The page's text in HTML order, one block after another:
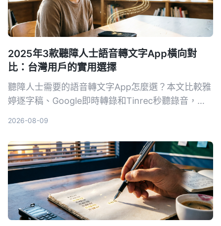
2025年3款聽障人士語音轉文字App橫向對
比：台灣用戶的實用選擇
聽障人士需要的語音轉文字App怎麼選？本文比較雅
婷逐字稿、Google即時轉錄和Tinrec秒聽錄音，從
2026-08-09